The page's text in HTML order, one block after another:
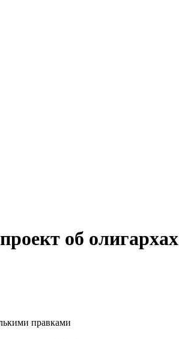
об олигархах
правками